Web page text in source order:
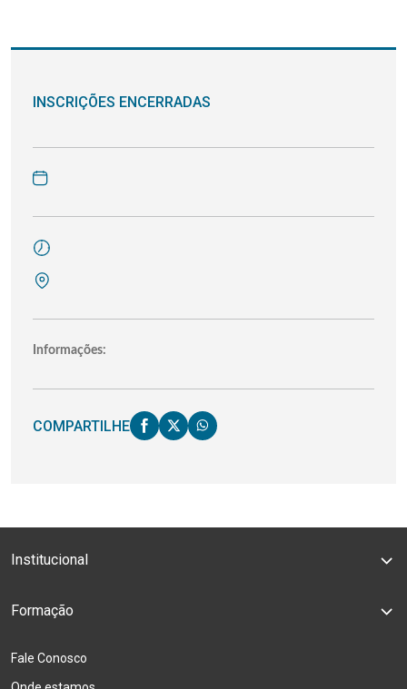
INSCRIÇÕES ENCERRADAS
Informações:
COMPARTILHE
Institucional
Formação
Fale Conosco